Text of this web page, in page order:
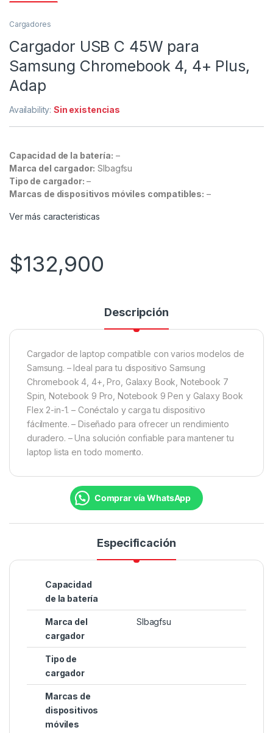
Cargadores
Cargador USB C 45W para
Samsung Chromebook 4, 4+ Plus,
Adap
Availability:Sin existencias
Capacidad de la batería: –
Marca del cargador: Slbagfsu
Tipo de cargador: –
Marcas de dispositivos móviles compatibles: –
Ver más caracteristicas
$132,900
Descripción
Cargador de laptop compatible con varios modelos de
Samsung. – Ideal para tu dispositivo Samsung
Chromebook 4, 4+, Pro, Galaxy Book, Notebook 7
Spin, Notebook 9 Pro, Notebook 9 Pen y Galaxy Book
Flex 2-in-1. – Conéctalo y carga tu dispositivo
fácilmente. – Diseñado para ofrecer un rendimiento
duradero. – Una solución confiable para mantener tu
laptop lista en todo momento.
Comprar vía WhatsApp
Especificación
Capacidad
de la batería
Marca del
cargador
Slbagfsu
Tipo de
cargador
Marcas de
dispositivos
móviles